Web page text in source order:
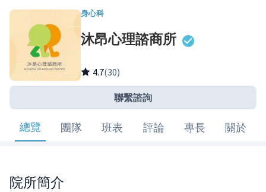
醫師專欄專訪
健康主題館
我是醫療人員
身心科
沐昂心理諮商所
4.7(30)
聯繫諮詢
總覽 團隊 班表 評論 專長 關於
院所簡介